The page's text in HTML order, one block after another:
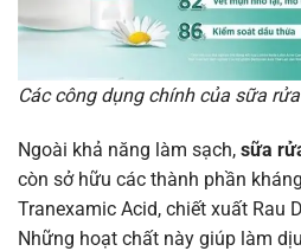
Các công dụng chính của sữa
Ngoài khả năng làm sạch, sữa
còn sở hữu các thành phần
Tranexamic Acid, chiết xuất Rau
Những hoạt chất này giúp làm